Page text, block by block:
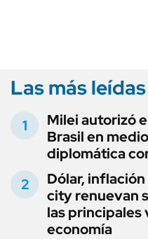
Las más leídas
Milei autorizó
Brasil en
diplomática
Dólar,
city renuevan
las principales
economía